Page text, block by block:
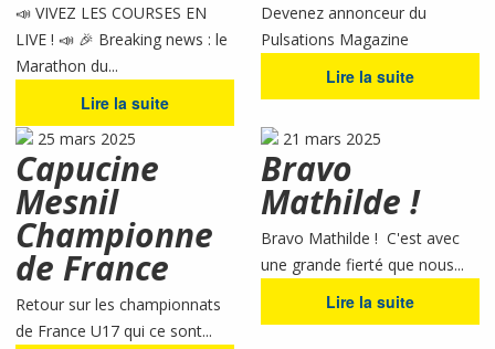
📣 VIVEZ LES COURSES EN
LIVE ! 📣 🎉 Breaking news : le
Marathon du...
Lire la suite
Devenez annonceur du
Pulsations Magazine
Lire la suite
25 mars 2025
Capucine
Mesnil
Championne
de France
Retour sur les championnats
de France U17 qui ce sont...
21 mars 2025
Bravo
Mathilde !
Bravo Mathilde ! C'est avec
une grande fierté que nous...
Lire la suite